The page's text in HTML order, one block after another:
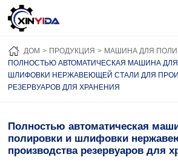
ДОМ
ПРОДУКЦИЯ
ВИДЕО
СЛУЧАИ
НОВОСТИ
О НАС
СВЯЗАТЬСЯ С НАМИ
ДОМ ПРОДУКЦИЯ
МАШИНА ДЛЯ
ПОЛНОСТЬЮ АВТОМАТИЧЕСКАЯ МАШИНА
ШЛИФОВКИ НЕРЖАВЕЮЩЕЙ СТАЛИ ДЛЯ
РЕЗЕРВУАРОВ ДЛЯ ХРАНЕНИЯ
Полностью автоматическая
полировки и шлифовки
производства резервуаров для